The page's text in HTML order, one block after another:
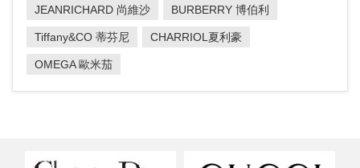
JEANRICHARD 尚維沙 BURBERRY 博伯利
Tiffany&CO 蒂芬尼 CHARRIOL夏利豪
OMEGA 歐米茄